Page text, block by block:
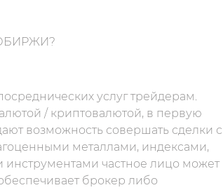
услуг трейдерам.
/ криптовалютой, в первую
возможность совершать сделки с
металлами, индексами,
частное лицо может
брокер либо